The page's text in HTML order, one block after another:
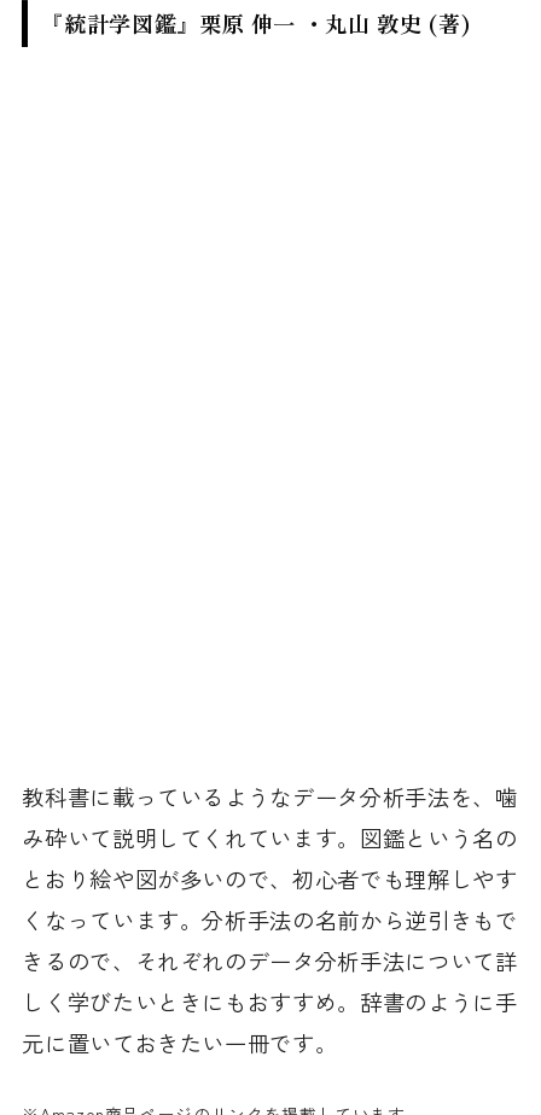
『統計学図鑑』栗原 伸一 ・丸山 敦史 (著)
教科書に載っているようなデータ分析手法を、噛
み砕いて説明してくれています。図鑑という名の
とおり絵や図が多いので、初心者でも理解しやす
くなっています。分析手法の名前から逆引きもで
きるので、それぞれのデータ分析手法について詳
しく学びたいときにもおすすめ。辞書のように手
元に置いておきたい一冊です。